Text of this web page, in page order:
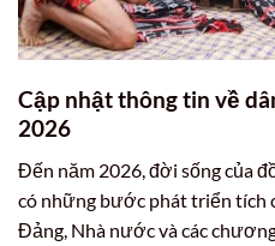
Cập nhật thông tin về
2026
Đến năm 2026, đời sống của
có những bước phát triển tích
Đảng, Nhà nước và các